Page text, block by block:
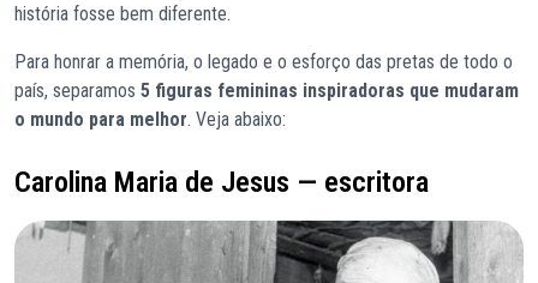
história fosse bem diferente.
Para honrar a memória, o legado e o esforço das pretas de todo o
país, separamos 5 figuras femininas inspiradoras que mudaram
o mundo para melhor. Veja abaixo:
Carolina Maria de Jesus — escritora